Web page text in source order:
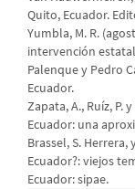
Quito, Ecuador.
Yumbla, M. R.
intervención
Palenque y Pedro
Ecuador.
Zapata, A., Ruíz, P.
Ecuador: una
Brassel, S. Herrera,
Ecuador?: viejos
Ecuador: sipae.